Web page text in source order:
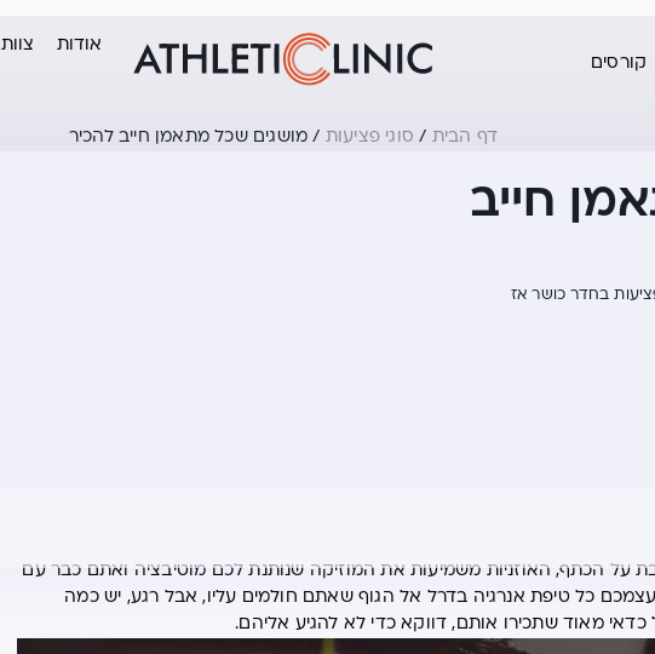
קורסים
אודות צוות
דף הבית / סוגי פציעות / מושגים שכל מתאמן חייב להכיר
חייב
בחדר כושר אז
על הכתף, האוזניות משמיעות את המוזיקה שנותנת לכם מוטיבציה ואתם כבר עם
כל טיפת אנרגיה בדרל אל הגוף שאתם חולמים עליו, אבל רגע, יש כמה
מאוד שתכירו אותם, דווקא כדי לא להגיע אליהם.